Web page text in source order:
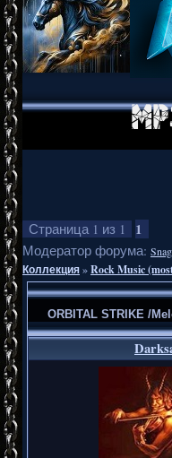
Страница 1 из 1 1
Модератор форума:
Коллекция»Rock Music
ORBITAL STRIKE /